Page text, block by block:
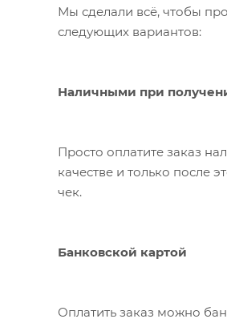
Мы сделали всё, чтобы
следующих вариантов:
Наличными при
Просто оплатите заказ
качестве и только после
чек.
Банковской картой
Оплатить заказ можно